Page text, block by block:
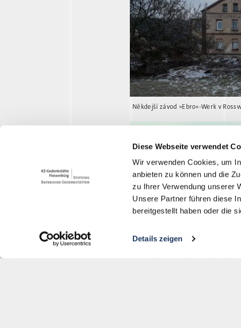
Diese Webseite verwendet
Wir verwenden Cookies, um
anbieten zu können und die
zu Ihrer Verwendung unserer
Unsere Partner führen diese
bereitgestellt haben oder die
Details zeigen
Někdejší závod »Ebro«-Werk v